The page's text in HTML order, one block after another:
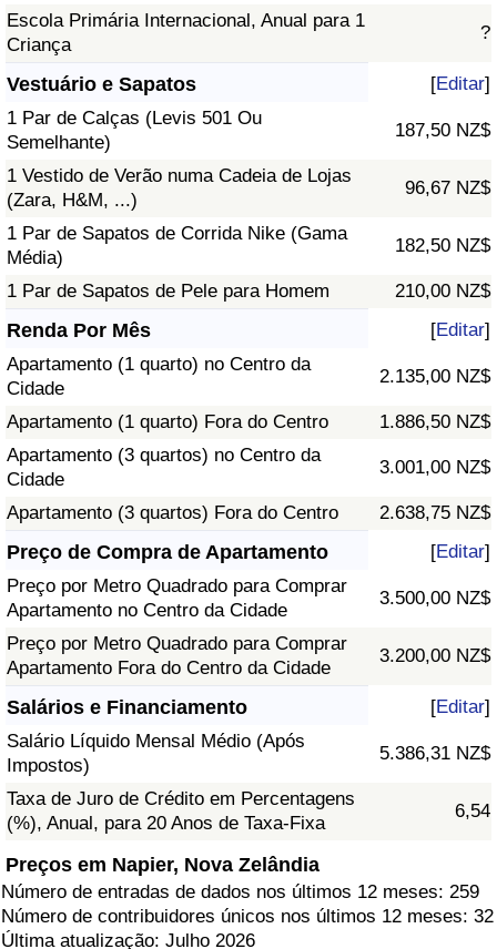
Escola Primária Internacional, Anual para 1
Criança
?
Vestuário e Sapatos [Editar]
1 Par de Calças (Levis 501 Ou
Semelhante)
187,50 NZ$
1 Vestido de Verão numa Cadeia de Lojas
(Zara, H&M, ...)
96,67 NZ$
1 Par de Sapatos de Corrida Nike (Gama
Média)
182,50 NZ$
1 Par de Sapatos de Pele para Homem 210,00 NZ$
Renda Por Mês [Editar]
Apartamento (1 quarto) no Centro da
Cidade
2.135,00 NZ$
Apartamento (1 quarto) Fora do Centro
1.886,50 NZ$
Apartamento (3 quartos) no Centro da
Cidade
3.001,00 NZ$
Apartamento (3 quartos) Fora do Centro 2.638,75 NZ$
Preço de Compra de Apartamento [Editar]
Preço por Metro Quadrado para Comprar
Apartamento no Centro da Cidade
3.500,00 NZ$
Preço por Metro Quadrado para Comprar
Apartamento Fora do Centro da Cidade
3.200,00 NZ$
Salários e Financiamento [Editar]
Salário Líquido Mensal Médio (Após
Impostos)
5.386,31 NZ$
Taxa de Juro de Crédito em Percentagens
(%), Anual, para 20 Anos de Taxa-Fixa
6,54
Preços em Napier, Nova Zelândia
Número de entradas de dados nos últimos 12 meses: 259
Número de contribuidores únicos nos últimos 12 meses: 32
Última atualização: Julho 2026